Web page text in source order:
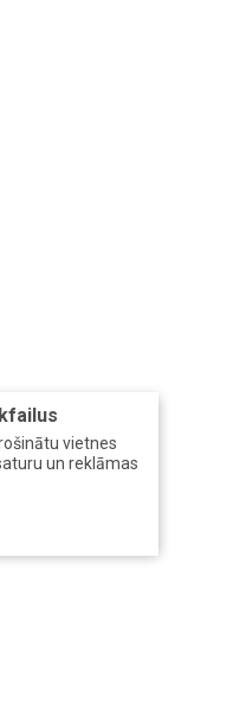
vietnes
un reklāmas